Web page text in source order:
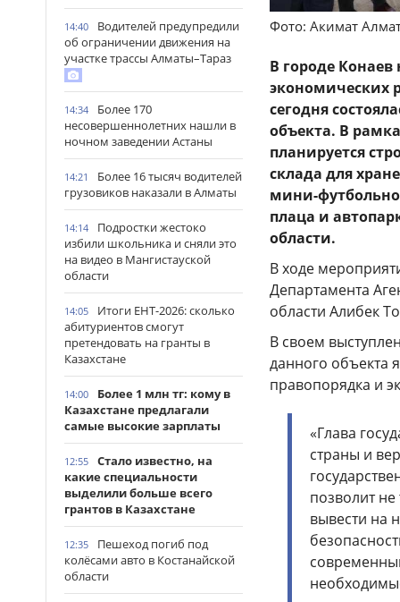
14:40
Водителей предупредили
об ограничении движения на
участке трассы Алматы–Тараз
14:34
Более 170
несовершеннолетних нашли в
ночном заведении Астаны
14:21
Более 16 тысяч водителей
грузовиков наказали в Алматы
14:14
Подростки жестоко
избили школьника и сняли это
на видео в Мангистауской
области
14:05
Итоги ЕНТ-2026: сколько
абитуриентов смогут
претендовать на гранты в
Казахстане
14:00
Более 1 млн тг: кому в
Казахстане предлагали
самые высокие зарплаты
12:55
Стало известно, на
какие специальности
выделили больше всего
грантов в Казахстане
12:35
Пешеход погиб под
колёсами авто в Костанайской
области
Фото: Акимат
В городе
экономических
сегодня
объекта. В
планируется
склада для
мини-
плаца и
области.
В ходе
Департамента
области Алибек
В своем
данного объекта
правопорядка и
«Глава
страны и
позволит
вывести на